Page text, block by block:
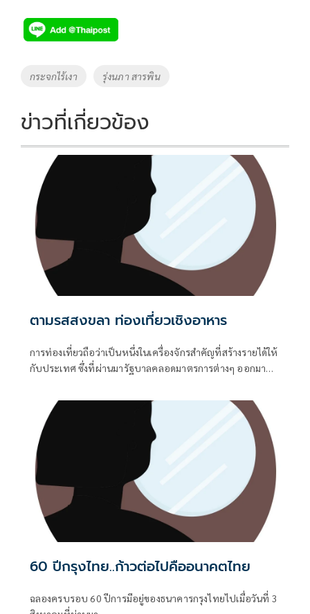
e
b
o
k
tt
er
p
y
Li
k
Tags
กระจกไร้เงา รุ่งนภา สารพิน
ข่าวที่เกี่ยวข้อง
ตามรสสงขลา ท่องเที่ยวเชิงอาหาร
การท่องเที่ยวถือว่าเป็นหนึ่งในเครื่องจักรสำคัญที่สร้างรายได้ให้
กับประเทศ ซึ่งที่ผ่านมารัฐบาลคลอดมาตรการต่างๆ ออกมา
ช่วงต้นปี 2569 ที่ผ่านมานั้น อุตสาหกรรมท่องเที่ยวไทยแม้
ความเชื่อมั่นผู้ประกอบการจะปรับตัวดีขึ้นตามสัญญาณการฟื้น
ตัวของนักท่องเที่ยวต่างชาติ แต่ยังต้องเผชิญกับบททดสอบ
หลายอย่าง ส่งผลให้ภาพรวมการท่องเที่ยวไทยยังคงเป็นภาวะ
ฟื้นตัวแต่เปราะบาง
60 ปีกรุงไทย..ก้าวต่อไปคืออนาคตไทย
ฉลองครบรอบ 60 ปีการมีอยู่ของธนาคารกรุงไทยไปเมื่อวันที่ 3